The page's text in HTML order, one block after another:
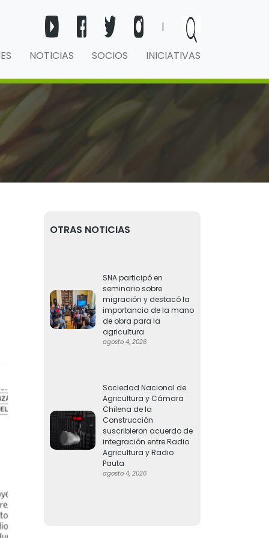
|
NOTICIAS SOCIOS INICIATIVAS
OTRAS NOTICIAS
SNA participó en
seminario sobre
migración y destacó la
importancia de la mano
de obra para la
agricultura
agosto 4, 2026
Sociedad Nacional de
Agricultura y Cámara
Chilena de la
Construcción
suscribieron acuerdo de
integración entre Radio
Agricultura y Radio
Pauta
agosto 4, 2026